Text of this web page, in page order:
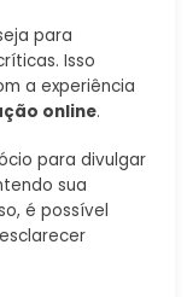
para
Isso
a experiência
online.
para divulgar
sua
é possível